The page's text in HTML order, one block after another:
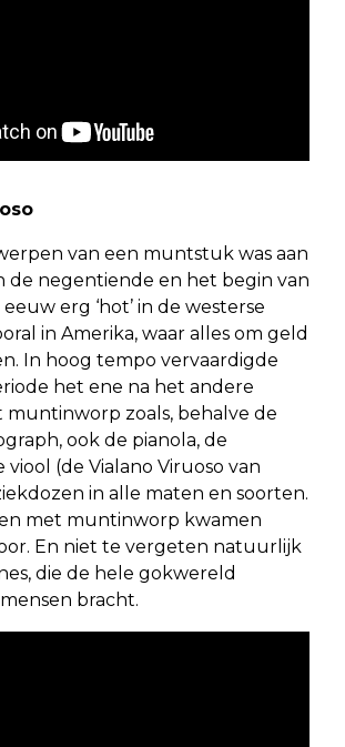
van een muntstuk was aan
de negentiende en het begin van
erg ‘hot’ in de westerse
in Amerika, waar alles om geld
In hoog tempo vervaardigde
het ene na het andere
muntinworp zoals, behalve de
ook de pianola, de
(de Vialano Viruoso van
in alle maten en soorten.
met muntinworp kwamen
En niet te vergeten natuurlijk
die de hele gokwereld
bracht.